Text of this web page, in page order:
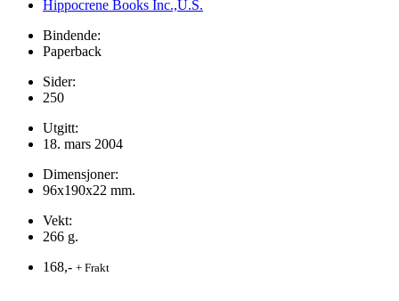
Hippocrene Books Inc.,U.S.
Bindende:
Paperback
Sider:
250
Utgitt:
18. mars 2004
Dimensjoner:
96x190x22 mm.
Vekt:
266 g.
168,- + Frakt